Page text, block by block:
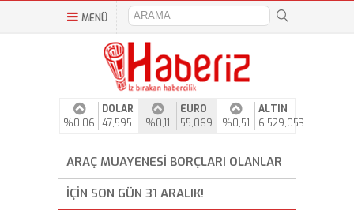
MENÜ
%0,06
DOLAR
47,595
%0,11
EURO
55,069
%0,51
ALTIN
6.529,053
ARAÇ MUAYENESI BORÇLARI OLANLAR
IÇIN SON GÜN 31 ARALIK!